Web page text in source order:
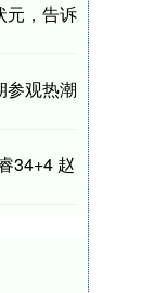
元，告诉
参观热潮
34+4 赵